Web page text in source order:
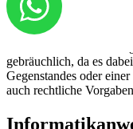
gebräuchlich, da es
Gegenstandes oder
auch rechtliche